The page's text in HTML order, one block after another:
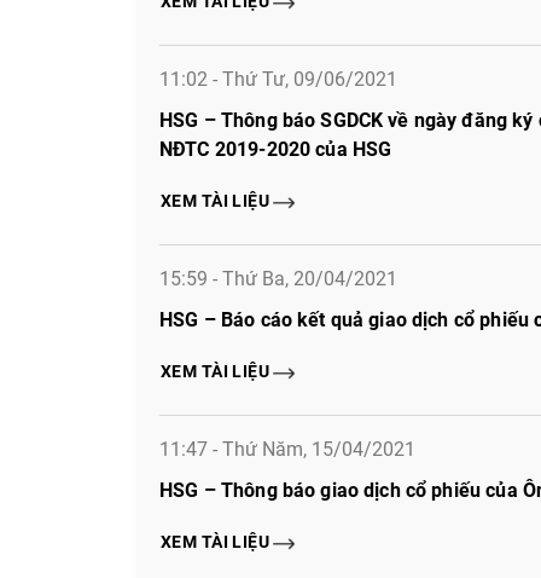
11:02 - Thứ Tư, 09/06/2021
HSG – Thông báo SGDCK về ngày đăng
NĐTC 2019-2020 của HSG
XEM TÀI LIỆU
15:59 - Thứ Ba, 20/04/2021
HSG – Báo cáo kết quả giao dịch cổ phiếu
XEM TÀI LIỆU
11:47 - Thứ Năm, 15/04/2021
HSG – Thông báo giao dịch cổ phiếu của
XEM TÀI LIỆU